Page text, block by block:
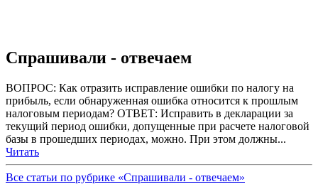
Спрашивали - отвечаем
ВОПРОС: Как отразить исправление ошибки по налогу на
прибыль, если обнаруженная ошибка относится к прошлым
налоговым периодам? ОТВЕТ: Исправить в декларации за
текущий период ошибки, допущенные при расчете налоговой
базы в прошедших периодах, можно. При этом должны...
Читать
Все статьи по рубрике «Спрашивали - отвечаем»